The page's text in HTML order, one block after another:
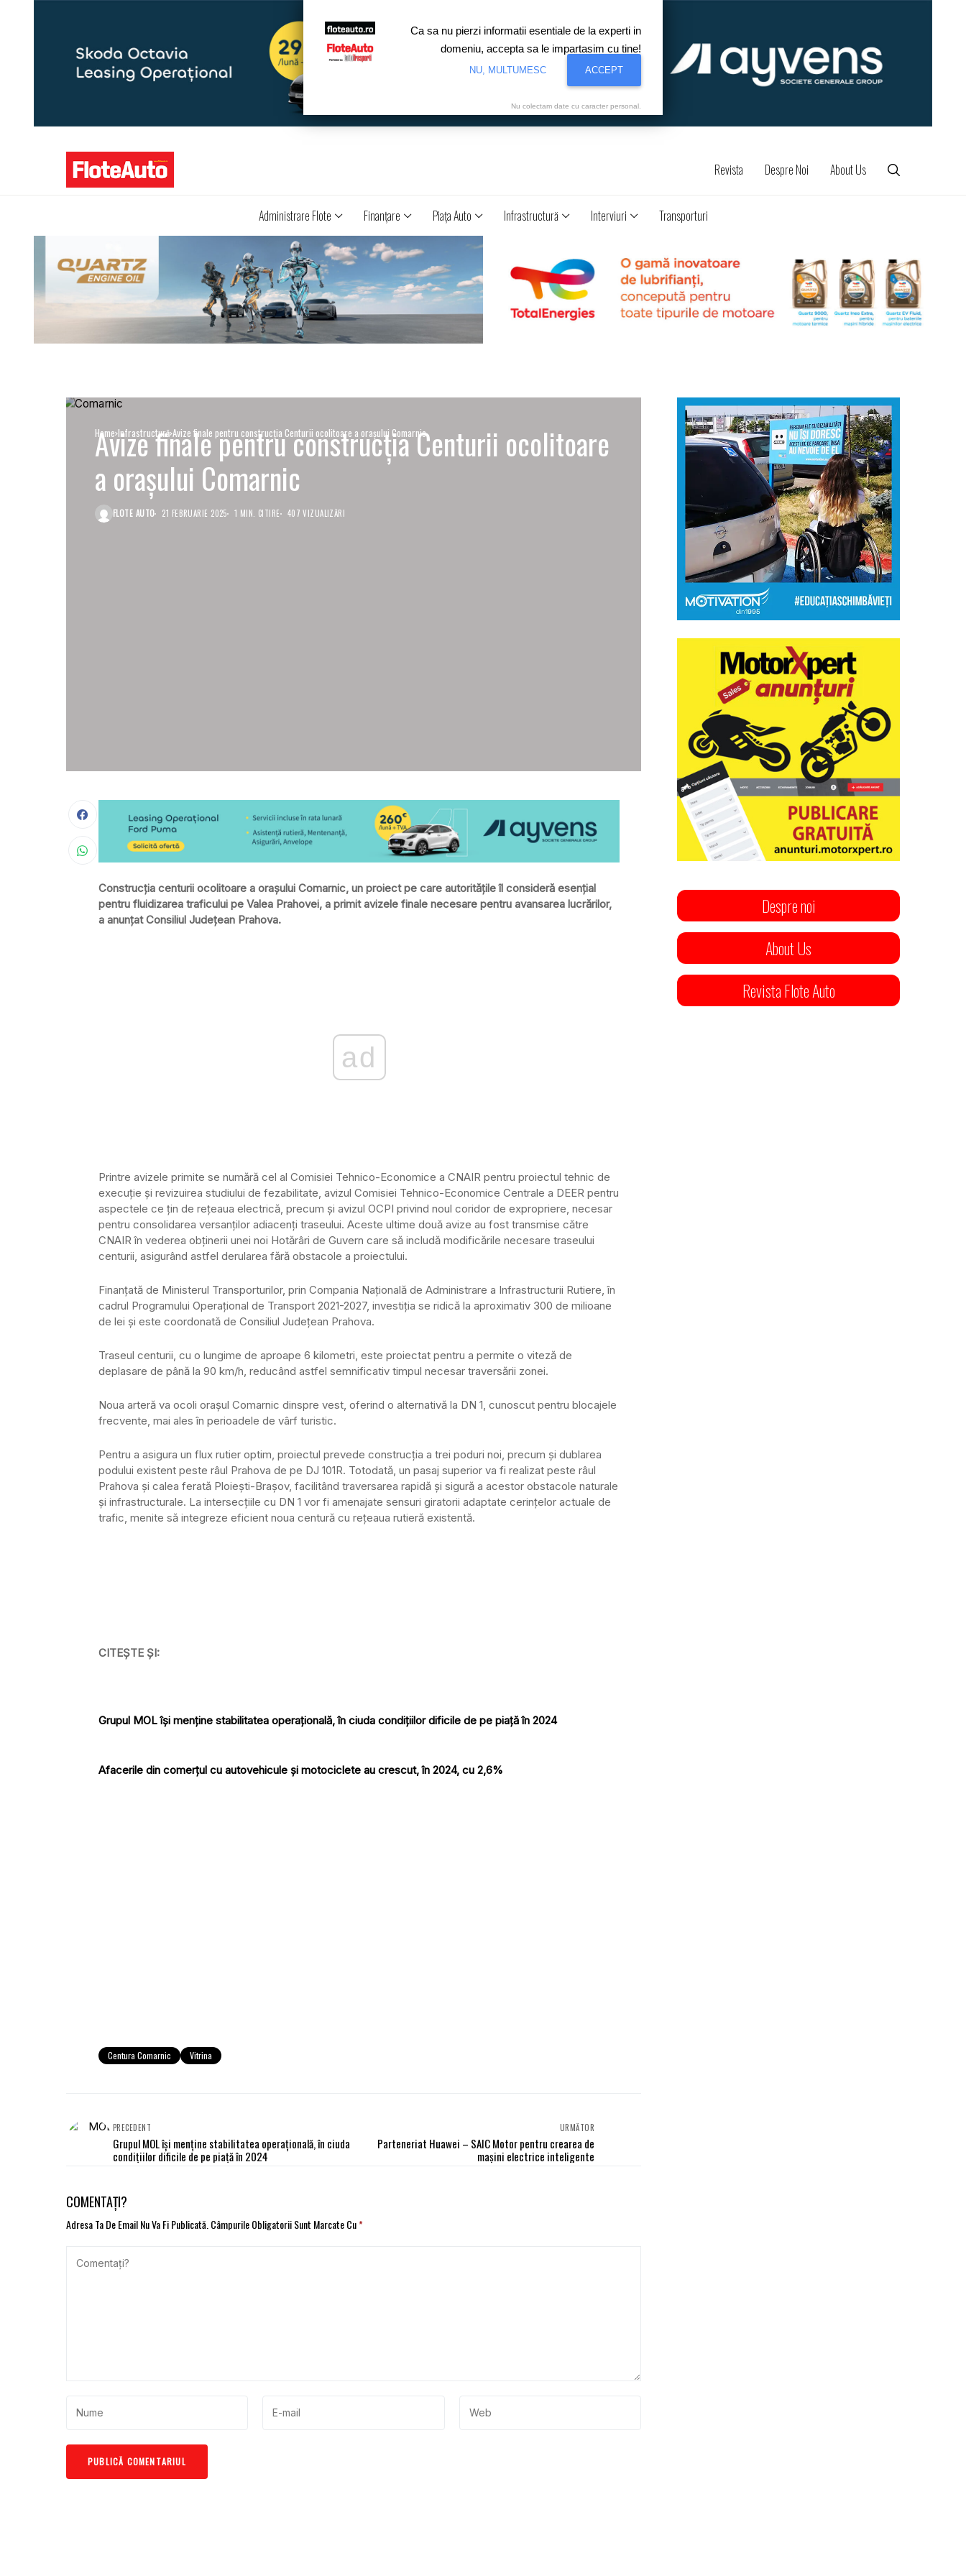
Revista Despre Noi About Us
Administrare Flote Finanţare Piaţa Auto Infrastructură Interviuri Transporturi
Home Infrastructură Avize finale pentru construcția Centurii ocolitoare a orașului Comarnic
Avize finale pentru construcția Centurii ocolitoare
a orașului Comarnic
FLOTE AUTO 21 FEBRUARIE 2025 1 MIN. CITIRE 407 VIZUALIZĂRI
Construcția centurii ocolitoare a orașului Comarnic, un proiect pe care autoritățile îl consideră esențial
pentru fluidizarea traficului pe Valea Prahovei, a primit avizele finale necesare pentru avansarea lucrărilor,
a anunțat Consiliul Județean Prahova.
ad
Printre avizele primite se numără cel al Comisiei Tehnico-Economice a CNAIR pentru proiectul tehnic de
execuție și revizuirea studiului de fezabilitate, avizul Comisiei Tehnico-Economice Centrale a DEER pentru
aspectele ce țin de rețeaua electrică, precum și avizul OCPI privind noul coridor de expropriere, necesar
pentru consolidarea versanților adiacenți traseului. Aceste ultime două avize au fost transmise către
CNAIR în vederea obținerii unei noi Hotărâri de Guvern care să includă modificările necesare traseului
centurii, asigurând astfel derularea fără obstacole a proiectului.
Finanțată de Ministerul Transporturilor, prin Compania Națională de Administrare a Infrastructurii Rutiere, în
cadrul Programului Operațional de Transport 2021-2027, investiția se ridică la aproximativ 300 de milioane
de lei și este coordonată de Consiliul Județean Prahova.
Traseul centurii, cu o lungime de aproape 6 kilometri, este proiectat pentru a permite o viteză de
deplasare de până la 90 km/h, reducând astfel semnificativ timpul necesar traversării zonei.
Noua arteră va ocoli orașul Comarnic dinspre vest, oferind o alternativă la DN 1, cunoscut pentru blocajele
frecvente, mai ales în perioadele de vârf turistic.
Pentru a asigura un flux rutier optim, proiectul prevede construcția a trei poduri noi, precum și dublarea
podului existent peste râul Prahova de pe DJ 101R. Totodată, un pasaj superior va fi realizat peste râul
Prahova și calea ferată Ploiești-Brașov, facilitând traversarea rapidă și sigură a acestor obstacole naturale
și infrastructurale. La intersecțiile cu DN 1 vor fi amenajate sensuri giratorii adaptate cerințelor actuale de
trafic, menite să integreze eficient noua centură cu rețeaua rutieră existentă.
CITEȘTE ȘI:
Grupul MOL își menține stabilitatea operațională, în ciuda condițiilor dificile de pe piață în 2024
Afacerile din comerţul cu autovehicule şi motociclete au crescut, în 2024, cu 2,6%
Centura Comarnic Vitrina
PRECEDENT
Grupul MOL își menține stabilitatea operațională, în ciuda
condițiilor dificile de pe piață în 2024
URMĂTOR
Parteneriat Huawei – SAIC Motor pentru crearea de
mașini electrice inteligente
COMENTAȚI?
Adresa Ta De Email Nu Va Fi Publicată. Câmpurile Obligatorii Sunt Marcate Cu*
Despre noi
About Us
Revista Flote Auto
Ca sa nu pierzi informatii esentiale de la experti in
domeniu, accepta sa le impartasim cu tine!
NU, MULTUMESC ACCEPT
Nu colectam date cu caracter personal.